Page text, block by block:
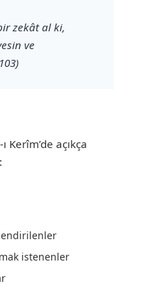
zekât al ki,
ve
Kerîm’de açıkça
istenenler